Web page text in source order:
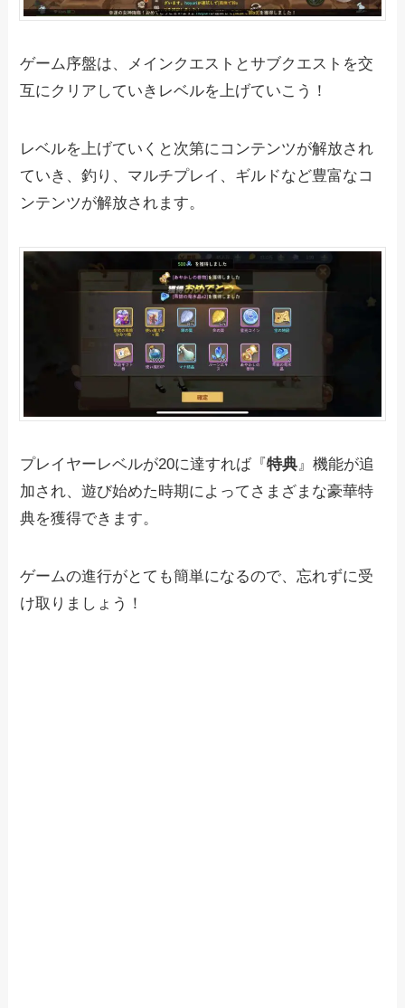
ゲーム序盤は、メインクエストとサブクエストを交
互にクリアしていきレベルを上げていこう！
レベルを上げていくと次第にコンテンツが解放され
ていき、釣り、マルチプレイ、ギルドなど豊富なコ
ンテンツが解放されます。
プレイヤーレベルが20に達すれば『特典』機能が追
加され、遊び始めた時期によってさまざまな豪華特
典を獲得できます。
ゲームの進行がとても簡単になるので、忘れずに受
け取りましょう！